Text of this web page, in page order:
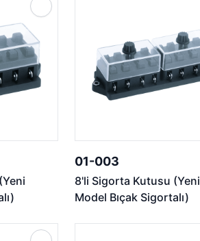
01-003
8'li Sigorta Kutusu (Yeni
Model Bıçak Sigortalı)